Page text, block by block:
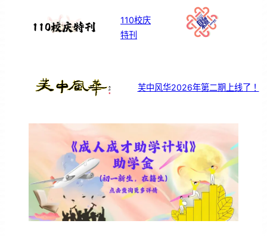
110校庆
特刊
芙中风华2026年第二期上线了！